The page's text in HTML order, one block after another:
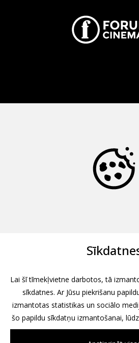
Lai šī tīmekļvietne darbotos, tā
sīkdatnes. Ar Jūsu piekrišanu
izmantotas statistikas un sociālo
šo papildu sīkdatņu izmantošanai,